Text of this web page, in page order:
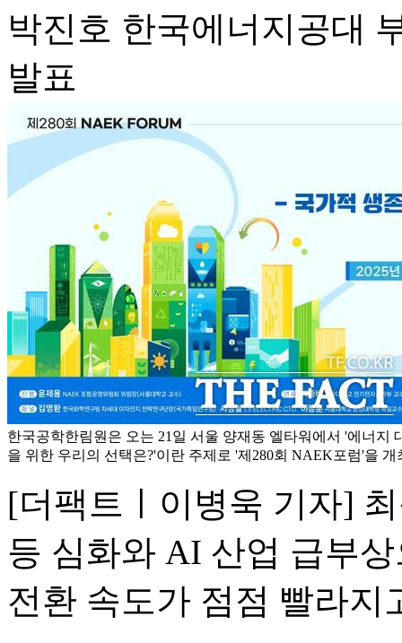
박진호 한국에너지공대
발표
한국공학한림원은 오는 21일 서울 양재동 엘타워에서 '에너지
을 위한 우리의 선택은?'이란 주제로 '제280회 NAEK포럼'을
[더팩트ㅣ이병욱 기자]
등 심화와 AI 산업 급부
전환 속도가 점점 빨라지